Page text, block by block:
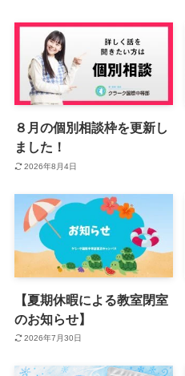
８月の個別相談枠を更新し
ました！
2026年8月4日
【夏期休暇による教室閉室
のお知らせ】
2026年7月30日